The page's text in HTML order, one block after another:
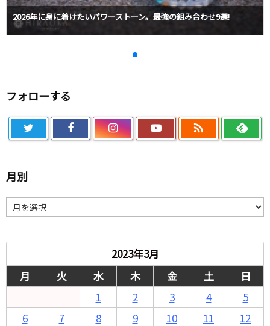
2026年に身に着けたいパワーストーン。最強の組み合わせ9選!
フォローする

月別
別
2023年3月
月
火 水 木 金 土
日
1
2 3 4
5
6
7 8 9 10 11
12